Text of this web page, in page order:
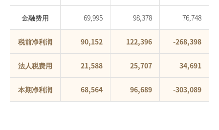
金融费用 69,995 98,378 76,748
税前净利润 90,152 122,396 -268,398
法人税费用 21,588 25,707 34,691
本期净利润 68,564 96,689 -303,089